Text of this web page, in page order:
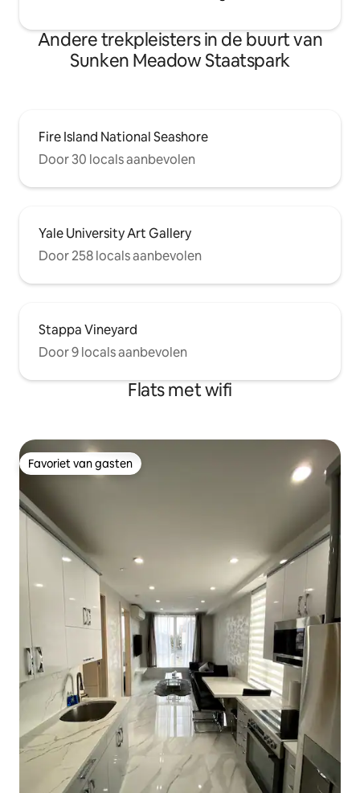
Andere trekpleisters in de buurt van
Sunken Meadow Staatspark
Fire Island National Seashore
Door 30 locals aanbevolen
Yale University Art Gallery
Door 258 locals aanbevolen
Stappa Vineyard
Door 9 locals aanbevolen
Flats met wifi
Favoriet van gasten
Favoriet van gasten